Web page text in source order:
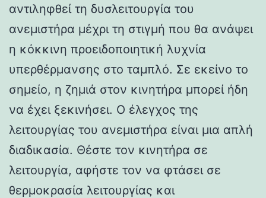
αντιληφθεί τη δυσλειτουργία του
ανεμιστήρα μέχρι τη στιγμή που θα ανάψει
η κόκκινη προειδοποιητική λυχνία
υπερθέρμανσης στο ταμπλό. Σε εκείνο το
σημείο, η ζημιά στον κινητήρα μπορεί ήδη
να έχει ξεκινήσει. Ο έλεγχος της
λειτουργίας του ανεμιστήρα είναι μια απλή
διαδικασία. Θέστε τον κινητήρα σε
λειτουργία, αφήστε τον να φτάσει σε
θερμοκρασία λειτουργίας και